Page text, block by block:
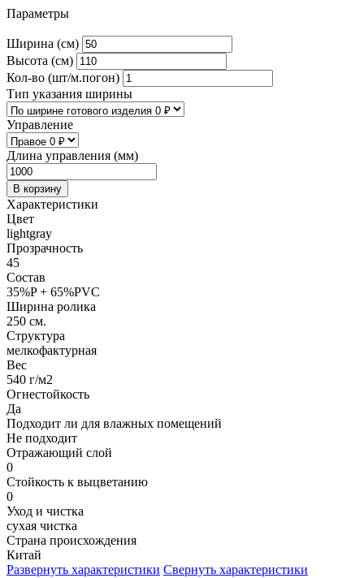
Параметры
Ширина (см)
Высота (см)
Кол-во (шт/м.погон)
Тип указания ширины
Управление
Длина управления (мм)
В корзину
Характеристики
Цвет
lightgray
Прозрачность
45
Состав
35%P + 65%PVC
Ширина ролика
250 см.
Структура
мелкофактурная
Вес
540 г/м2
Огнестойкость
Да
Подходит ли для влажных помещений
Не подходит
Отражающий слой
0
Стойкость к выцветанию
0
Уход и чистка
сухая чистка
Страна происхождения
Китай
Развернуть характеристики Свернуть характеристики